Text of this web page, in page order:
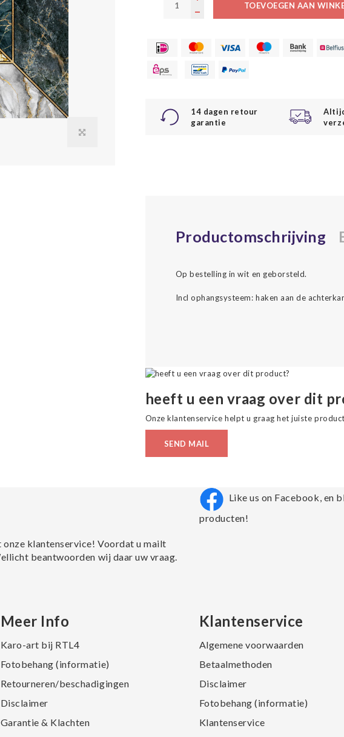
TOEVOEGEN AAN
14 dagen retour
garantie
Productomschrijving
Op bestelling in wit en geborsteld.
Incl ophangsysteem: haken aan de
heeft u een vraag over dit
Onze klantenservice helpt u graag het juiste
SEND MAIL
klantenservice! Voordat u mailt
beantwoorden wij daar uw vraag.
Like us on Facebook, en
producten!
Meer Info
Karo-art bij RTL4
Fotobehang (informatie)
Retourneren/beschadigingen
Disclaimer
Garantie & Klachten
Klantenservice
Algemene voorwaarden
Betaalmethoden
Disclaimer
Fotobehang (informatie)
Klantenservice